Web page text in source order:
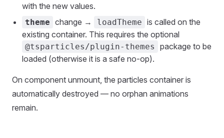
with the new values.
theme change → loadTheme is called on the
existing container. This requires the optional
@tsparticles/plugin-themes
package to be
loaded (otherwise it is a safe no-op).
On component unmount, the particles container is
automatically destroyed — no orphan animations
remain.